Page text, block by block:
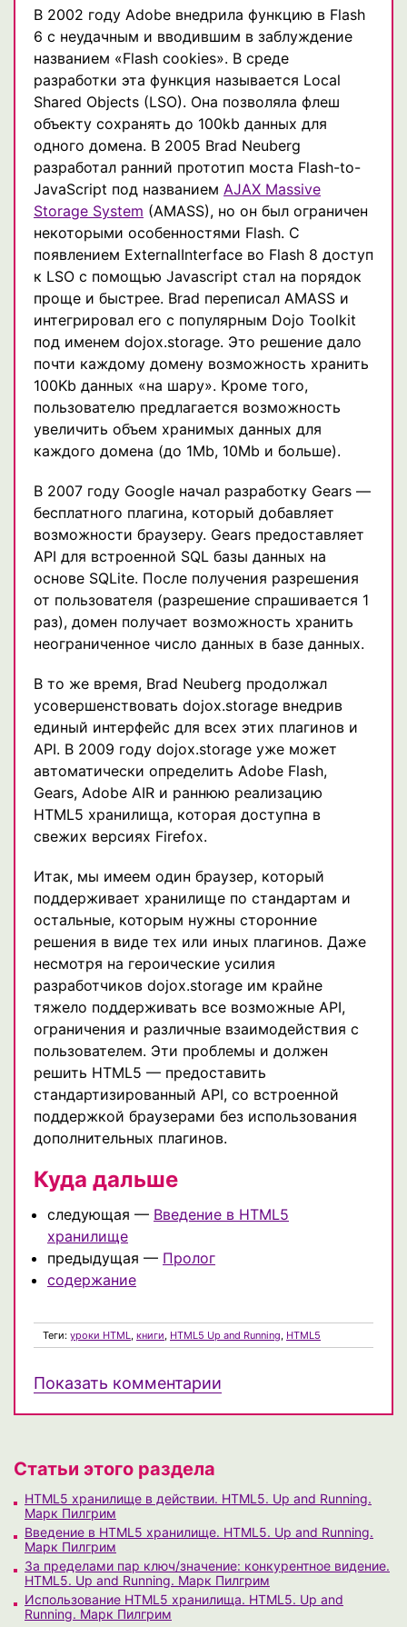
В 2002 году Adobe внедрила функцию в Flash
6 с неудачным и вводившим в заблуждение
названием «Flash cookies». В среде
разработки эта функция называется Local
Shared Objects (LSO). Она позволяла флеш
объекту сохранять до 100kb данных для
одного домена. В 2005 Brad Neuberg
разработал ранний прототип моста Flash-to-
JavaScript под названием AJAX Massive
Storage System (AMASS), но он был ограничен
некоторыми особенностями Flash. С
появлением ExternalInterface во Flash 8 доступ
к LSO с помощью Javascript стал на порядок
проще и быстрее. Brad переписал AMASS и
интегрировал его с популярным Dojo Toolkit
под именем dojox.storage. Это решение дало
почти каждому домену возможность хранить
100Kb данных «на шару». Кроме того,
пользователю предлагается возможность
увеличить объем хранимых данных для
каждого домена (до 1Mb, 10Mb и больше).
В 2007 году Google начал разработку Gears —
бесплатного плагина, который добавляет
возможности браузеру. Gears предоставляет
API для встроенной SQL базы данных на
основе SQLite. После получения разрешения
от пользователя (разрешение спрашивается 1
раз), домен получает возможность хранить
неограниченное число данных в базе данных.
В то же время, Brad Neuberg продолжал
усовершенствовать dojox.storage внедрив
единый интерфейс для всех этих плагинов и
API. В 2009 году dojox.storage уже может
автоматически определить Adobe Flash,
Gears, Adobe AIR и раннюю реализацию
HTML5 хранилища, которая доступна в
свежих версиях Firefox.
Итак, мы имеем один браузер, который
поддерживает хранилище по стандартам и
остальные, которым нужны сторонние
решения в виде тех или иных плагинов. Даже
несмотря на героические усилия
разработчиков dojox.storage им крайне
тяжело поддерживать все возможные API,
ограничения и различные взаимодействия с
пользователем. Эти проблемы и должен
решить HTML5 — предоставить
стандартизированный API, со встроенной
поддержкой браузерами без использования
дополнительных плагинов.
Куда дальше
следующая — Введение в HTML5
хранилище
предыдущая — Пролог
содержание
Теги: уроки HTML, книги, HTML5 Up and Running, HTML5
Показать комментарии
Статьи этого раздела
HTML5 хранилище в действии. HTML5. Up and Running.
Марк Пилгрим
Введение в HTML5 хранилище. HTML5. Up and Running.
Марк Пилгрим
За пределами пар ключ/значение: конкурентное видение.
HTML5. Up and Running. Марк Пилгрим
Использование HTML5 хранилища. HTML5. Up and
Running. Марк Пилгрим